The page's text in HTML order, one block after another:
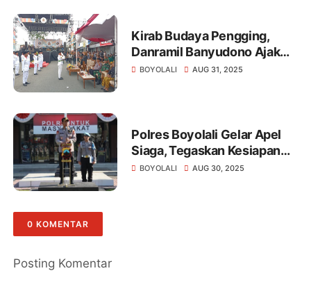
Kirab Budaya Pengging,
Danramil Banyudono Ajak
Warga Lestarikan Tradisi
BOYOLALI AUG 31, 2025
Polres Boyolali Gelar Apel
Siaga, Tegaskan Kesiapan
Personel Hadapi Situasi
BOYOLALI AUG 30, 2025
0 KOMENTAR
Posting Komentar